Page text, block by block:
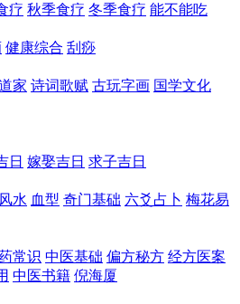
疗 秋季食疗 冬季食疗 能不能吃
健康综合 刮痧
家 诗词歌赋 古玩字画 国学文化
日 嫁娶吉日 求子吉日
风水 血型 奇门基础 六爻占卜 梅花易
常识 中医基础 偏方秘方 经方医案
中医书籍 倪海厦